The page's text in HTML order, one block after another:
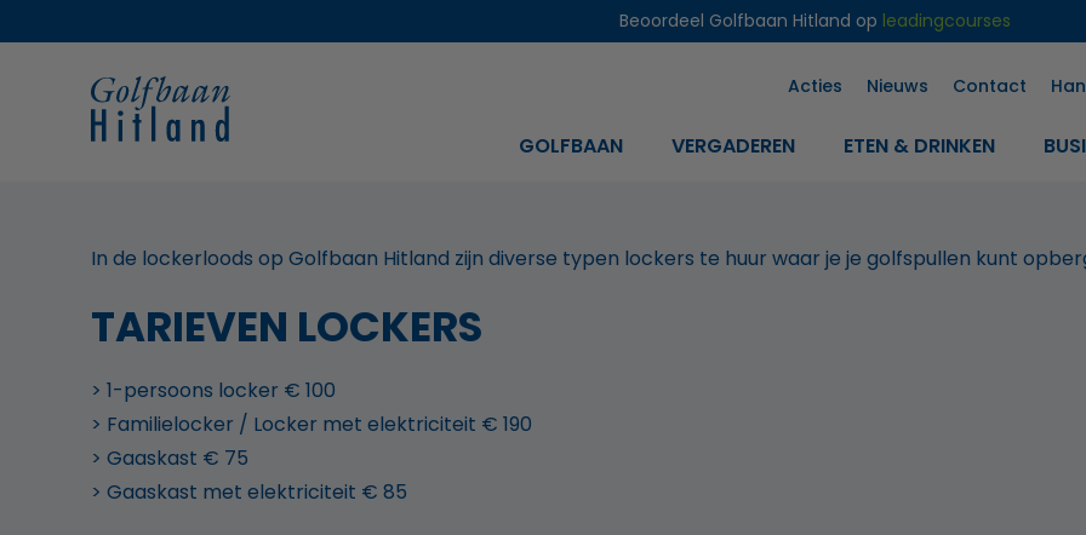
Beoordeel Golfbaan Hitland op leadingcourses
Acties Nieuws Contact
GOLFBAAN VERGADEREN ETEN & DRINKEN
In de lockerloods op Golfbaan Hitland zijn diverse typen lockers te huur waar je je golfspullen kunt
TARIEVEN LOCKERS
> 1-persoons locker € 100
> Familielocker / Locker met elektriciteit € 190
> Gaaskast € 75
> Gaaskast met elektriciteit € 85